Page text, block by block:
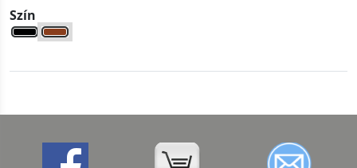
Szín